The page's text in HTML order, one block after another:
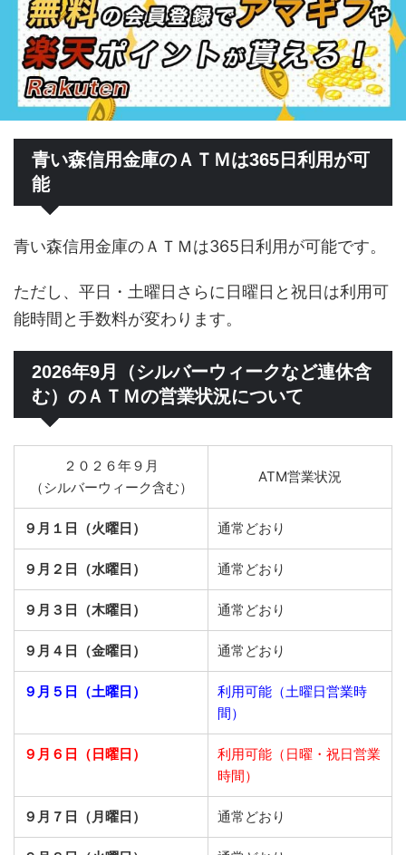
青い森信用金庫のＡＴＭは365日利用が可
能
青い森信用金庫のＡＴＭは365日利用が可能です。
ただし、平日・土曜日さらに日曜日と祝日は利用可
能時間と手数料が変わります。
2026年9月（シルバーウィークなど連休含
む）のＡＴＭの営業状況について
２０２６年９月
（シルバーウィーク含む）
ATM営業状況
９月１日（火曜日） 通常どおり
９月２日（水曜日） 通常どおり
９月３日（木曜日） 通常どおり
９月４日（金曜日） 通常どおり
９月５日（土曜日）
利用可能（土曜日営業時
間）
９月６日（日曜日）
利用可能（日曜・祝日営業
時間）
９月７日（月曜日） 通常どおり